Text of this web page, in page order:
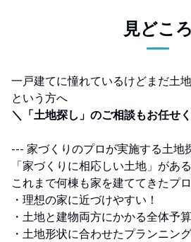
見どころ
一戸建てに憧れているけどまだ土
という方へ
＼「土地探し」のご相談もお任せ
--- 家づくりのプロが実施する土地
「家づくりに相応しい土地」があ
これまで何棟も家を建ててきたプ
・理想の家に近づけやすい！
・土地と建物両方にかかる全体予
・土地形状に合わせたプランニン